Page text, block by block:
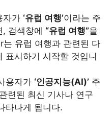
자가 ‘유럽 여행’이라는 주
검색창에 “유럽 여행”을
유럽 여행과 관련된 다
표시하기 시작할 것입니
용자가 ‘인공지능(AI)’ 주
련된 최신 기사나 연구
타나게 됩니다.